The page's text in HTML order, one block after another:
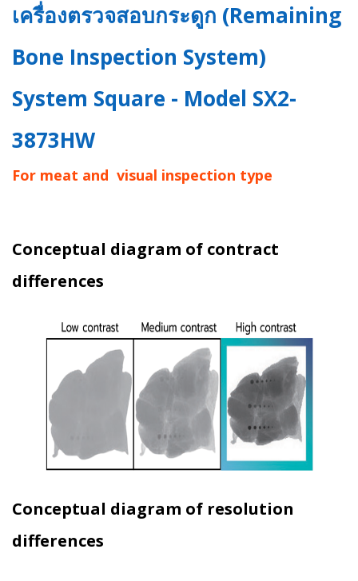
เครื่องตรวจสอบกระดูก (Remaining
Bone Inspection System)
System Square - Model SX2-
3873HW
For meat and visual inspection type
Conceptual diagram of contract
differences
Conceptual diagram of resolution
differences